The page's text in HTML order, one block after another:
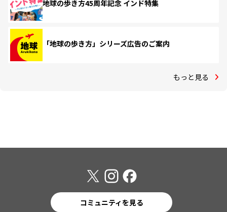
地球の歩き方45周年記念 インド特集
「地球の歩き方」シリーズ広告のご案内
もっと見る
コミュニティを見る